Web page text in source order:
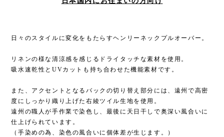
日々のスタイルに変化をもたらすヘンリーネックプルオーバー。
リネンの様な清涼感を感じるドライタッチな素材を使用。
吸水速乾性とUVカットも持ち合わせた機能素材です。
また、アクセントとなるバックの切り替え部分には、遠州で高密
度にしっかり織り上げた右綾ツイル生地を使用。
遠州の職人が手作業で染色し、最後に天日干しで奥深い風合いに
仕上げられています。
（手染めの為、染色の風合いに個体差が生じます。）